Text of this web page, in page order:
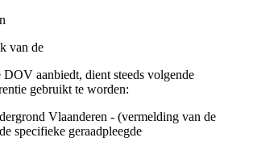
van de
aanbiedt, dient steeds volgende
gebruikt te worden:
Vlaanderen - (vermelding van de
specifieke geraadpleegde